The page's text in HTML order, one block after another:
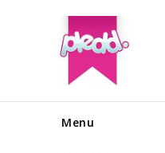
Menu